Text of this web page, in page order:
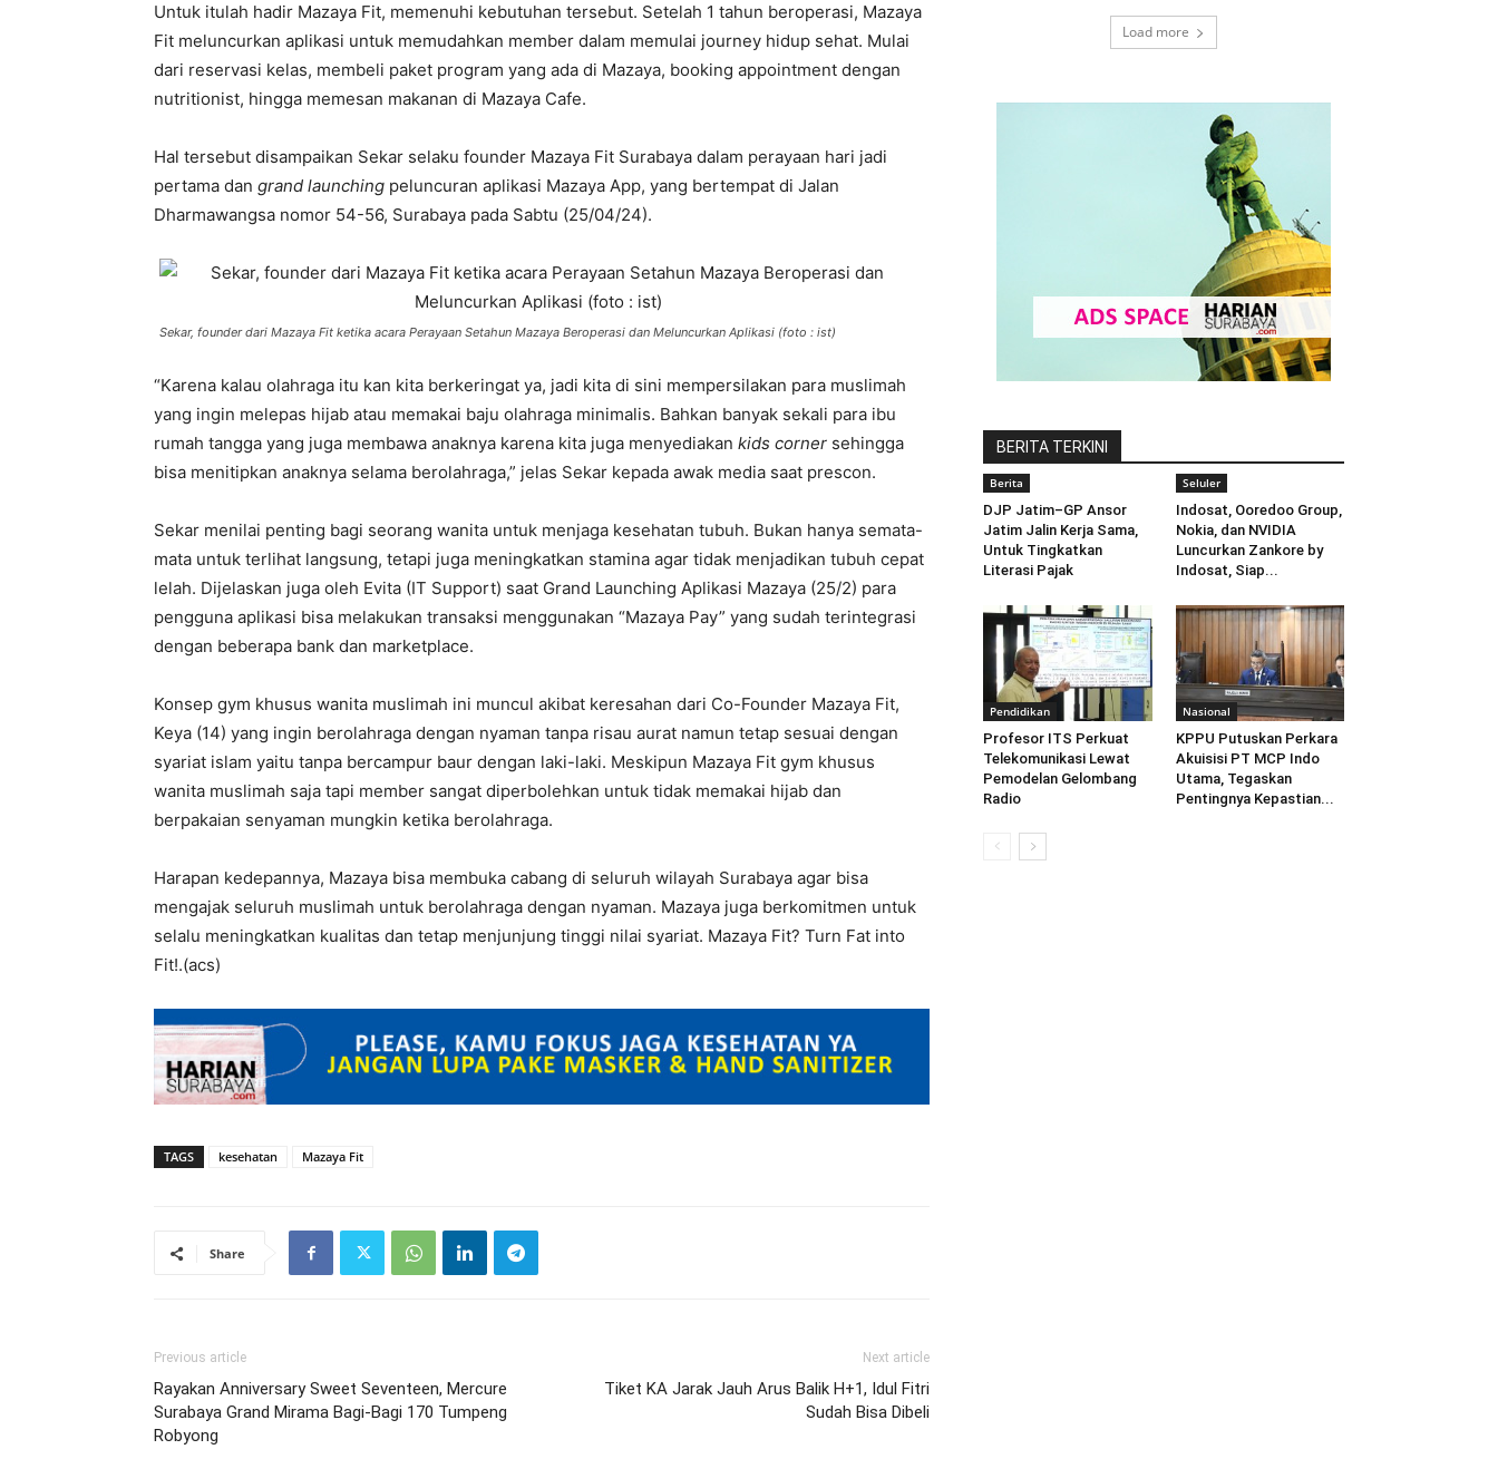
Untuk itulah hadir Mazaya Fit, memenuhi kebutuhan tersebut. Setelah 1 tahun beroperasi, Mazaya
Fit meluncurkan aplikasi untuk memudahkan member dalam memulai journey hidup sehat. Mulai
dari reservasi kelas, membeli paket program yang ada di Mazaya, booking appointment dengan
nutritionist, hingga memesan makanan di Mazaya Cafe.
Hal tersebut disampaikan Sekar selaku founder Mazaya Fit Surabaya dalam perayaan hari jadi
pertama dan grand launching peluncuran aplikasi Mazaya App, yang bertempat di Jalan
Dharmawangsa nomor 54-56, Surabaya pada Sabtu (25/04/24).
Sekar, founder dari Mazaya Fit ketika acara Perayaan Setahun Mazaya Beroperasi dan Meluncurkan Aplikasi (foto : ist)
“Karena kalau olahraga itu kan kita berkeringat ya, jadi kita di sini mempersilakan para muslimah
yang ingin melepas hijab atau memakai baju olahraga minimalis. Bahkan banyak sekali para ibu
rumah tangga yang juga membawa anaknya karena kita juga menyediakan kids corner sehingga
bisa menitipkan anaknya selama berolahraga,” jelas Sekar kepada awak media saat prescon.
Sekar menilai penting bagi seorang wanita untuk menjaga kesehatan tubuh. Bukan hanya semata-
mata untuk terlihat langsung, tetapi juga meningkatkan stamina agar tidak menjadikan tubuh cepat
lelah. Dijelaskan juga oleh Evita (IT Support) saat Grand Launching Aplikasi Mazaya (25/2) para
pengguna aplikasi bisa melakukan transaksi menggunakan “Mazaya Pay” yang sudah terintegrasi
dengan beberapa bank dan marketplace.
Konsep gym khusus wanita muslimah ini muncul akibat keresahan dari Co-Founder Mazaya Fit,
Keya (14) yang ingin berolahraga dengan nyaman tanpa risau aurat namun tetap sesuai dengan
syariat islam yaitu tanpa bercampur baur dengan laki-laki. Meskipun Mazaya Fit gym khusus
wanita muslimah saja tapi member sangat diperbolehkan untuk tidak memakai hijab dan
berpakaian senyaman mungkin ketika berolahraga.
Harapan kedepannya, Mazaya bisa membuka cabang di seluruh wilayah Surabaya agar bisa
mengajak seluruh muslimah untuk berolahraga dengan nyaman. Mazaya juga berkomitmen untuk
selalu meningkatkan kualitas dan tetap menjunjung tinggi nilai syariat. Mazaya Fit? Turn Fat into
Fit!.(acs)
TAGS kesehatan Mazaya Fit
Share
Previous article
Rayakan Anniversary Sweet Seventeen, Mercure
Surabaya Grand Mirama Bagi-Bagi 170 Tumpeng
Robyong
Next article
Tiket KA Jarak Jauh Arus Balik H+1, Idul Fitri
Sudah Bisa Dibeli
Load more
BERITA TERKINI
Berita
DJP Jatim–GP Ansor
Jatim Jalin Kerja Sama,
Untuk Tingkatkan
Literasi Pajak
Seluler
Indosat, Ooredoo Group,
Nokia, dan NVIDIA
Luncurkan Zankore by
Indosat, Siap...
Pendidikan
Profesor ITS Perkuat
Telekomunikasi Lewat
Pemodelan Gelombang
Radio
Nasional
KPPU Putuskan Perkara
Akuisisi PT MCP Indo
Utama, Tegaskan
Pentingnya Kepastian...